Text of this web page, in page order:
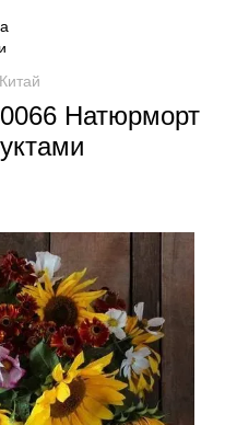
Натюрморт